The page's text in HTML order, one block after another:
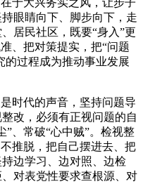
于大兴务实之风，让步子
眼睛向下、脚步向下，走
居民社区，既要“身入”更
、把对策提实，把“问题
的过程成为推动事业发展
时代的声音，坚持问题导
改，必须有正视问题的自
”、常破“心中贼”。检视整
推脱，把自己摆进去、把
边学习、边对照、边检
对表党性要求查根源、对